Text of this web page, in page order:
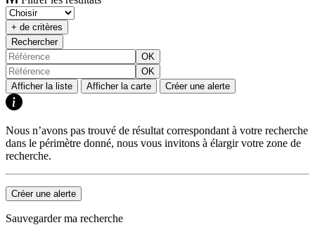
+ de critères
Rechercher
OK
OK
Afficher la liste
Afficher la carte Créer une alerte
Nous n’avons pas trouvé de résultat correspondant à votre recherche
dans le périmètre donné, nous vous invitons à élargir votre zone de
recherche.
Créer une alerte
Sauvegarder ma recherche